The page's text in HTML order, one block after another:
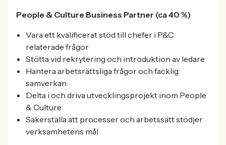
People & Culture Business Partner (ca 40 %)
Vara ett kvalificerat stöd till chefer i P&C
relaterade frågor
Stötta vid rekrytering och introduktion av ledare
Hantera arbetsrättsliga frågor och facklig
samverkan
Delta i och driva utvecklingsprojekt inom People
& Culture
Säkerställa att processer och arbetssätt stödjer
verksamhetens mål